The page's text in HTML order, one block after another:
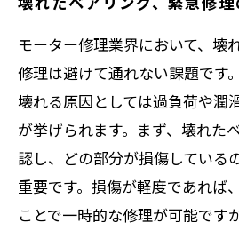
モーター修理業界において、壊
修理は避けて通れない課題です
壊れる原因としては過負荷や潤
が挙げられます。まず、壊れた
認し、どの部分が損傷している
重要です。損傷が軽度であれば
ことで一時的な修理が可能です